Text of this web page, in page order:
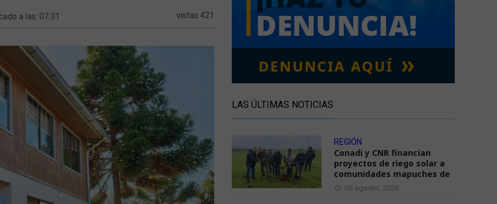
a las: 07:31 vistas 421
LAS ÚLTIMAS NOTICIAS
REGIÓN
Conadi y CNR financian
proyectos de riego solar a
comunidades mapuches de
05 agosto, 2026